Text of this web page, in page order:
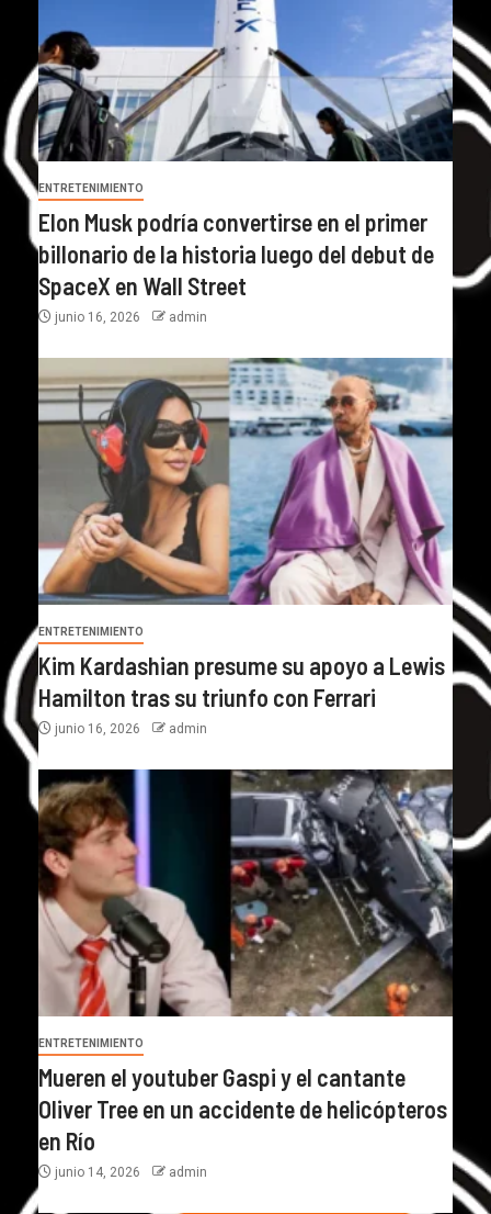
ENTRETENIMIENTO
Elon Musk podría convertirse en el primer
billonario de la historia luego del debut de
SpaceX en Wall Street
junio 16, 2026 admin
ENTRETENIMIENTO
Kim Kardashian presume su apoyo a Lewis
Hamilton tras su triunfo con Ferrari
junio 16, 2026 admin
ENTRETENIMIENTO
Mueren el youtuber Gaspi y el cantante
Oliver Tree en un accidente de helicópteros
en Río
junio 14, 2026 admin